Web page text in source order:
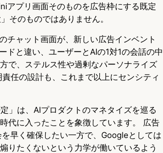
アプリ画面そのものを広告枠にする既定
そのものではありません。
チャット画面が、新しい広告インベント
ドと違い、ユーザーとAIの1対1の会話の中
で、ステルス性や過剰なパーソナライズ
任の設計も、これまで以上にセンシティ
」は、AIプロダクトのマネタイズを巡る
代に入ったことを象徴しています。 広告
早く確保したい一方で、Googleとしては
りたくないという力学が働いているよう